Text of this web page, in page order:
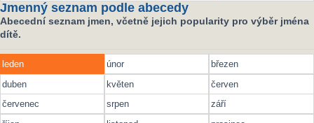
Jmenný seznam podle abecedy
Abecední seznam jmen, včetně jejich popularity pro výběr jména
dítě.
leden únor
březen
duben
květen
červen
červenec
srpen
září